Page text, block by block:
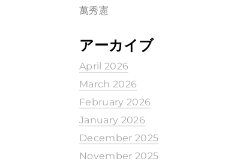
萬秀憲
アーカイブ
April 2026
March 2026
February 2026
January 2026
December 2025
November 2025